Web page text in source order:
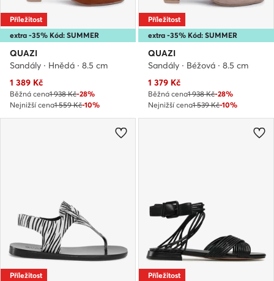
extra -35% Kód: SUMMER
Příležitost
QUAZI
Sandály · Hnědá · 8.5 cm
Aktuální cena
1 389 Kč
Běžná cena1 938 Kč-28%
Nejnižší cena1 559 Kč-10%
extra -35% Kód: SUMMER
Příležitost
QUAZI
Sandály · Béžová · 8.5 cm
Aktuální cena
1 379 Kč
Běžná cena1 938 Kč-28%
Nejnižší cena1 539 Kč-10%
Příležitost Příležitost